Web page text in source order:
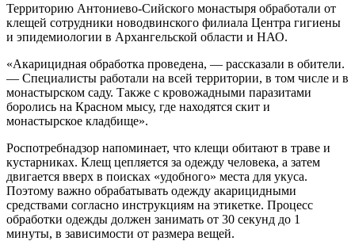
Территорию Антониево-Сийского монастыря обработали от
клещей сотрудники новодвинского филиала Центра гигиены
и эпидемиологии в Архангельской области и НАО.
«Акарицидная обработка проведена, — рассказали в обители.
— Специалисты работали на всей территории, в том числе и в
монастырском саду. Также с кровожадными паразитами
боролись на Красном мысу, где находятся скит и
монастырское кладбище».
Роспотребнадзор напоминает, что клещи обитают в траве и
кустарниках. Клещ цепляется за одежду человека, а затем
двигается вверх в поисках «удобного» места для укуса.
Поэтому важно обрабатывать одежду акарицидными
средствами согласно инструкциям на этикетке. Процесс
обработки одежды должен занимать от 30 секунд до 1
минуты, в зависимости от размера вещей.